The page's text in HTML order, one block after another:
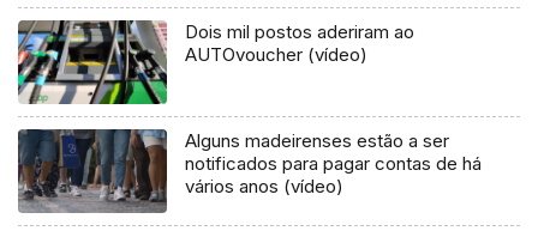
Dois mil postos aderiram ao
AUTOvoucher (vídeo)
Alguns madeirenses estão a ser
notificados para pagar contas de há
vários anos (vídeo)